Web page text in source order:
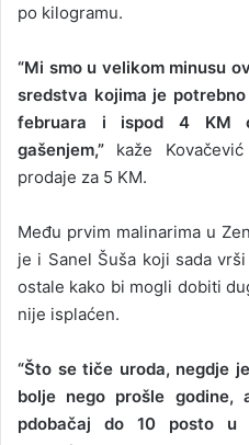
po kilogramu.
“Mi smo u velikom minusu
sredstva kojima je
februara i ispod 4 KM
gašenjem,” kaže
prodaje za 5 KM.
Među prvim malinarima u
je i Sanel Šuša koji sada
ostale kako bi mogli dobiti
nije isplaćen.
“Što se tiče uroda, negdje
bolje nego prošle
pdobačaj do 10 posto u